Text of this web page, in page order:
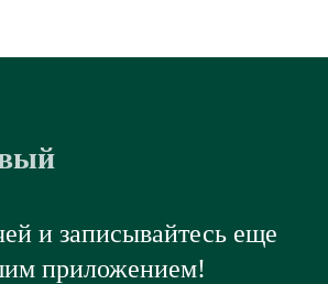
и записывайтесь еще
приложением!